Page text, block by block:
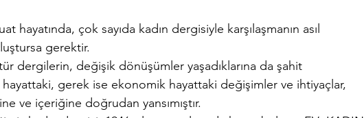
Uluğ Bey
hayatında, çok sayıda kadın dergisiyle karşılaşmanın asıl
gerektir.
dergilerin, değişik dönüşümler yaşadıklarına da şahit
gerek ise ekonomik hayattaki değişimler ve ihtiyaçlar,
ve içeriğine doğrudan yansımıştır.